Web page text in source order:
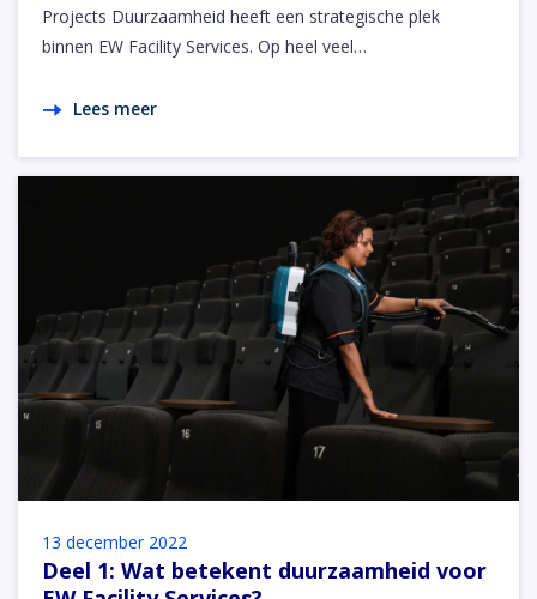
Projects Duurzaamheid heeft een strategische plek
binnen EW Facility Services. Op heel veel…
Lees meer
13 december 2022
Deel 1: Wat betekent duurzaamheid voor